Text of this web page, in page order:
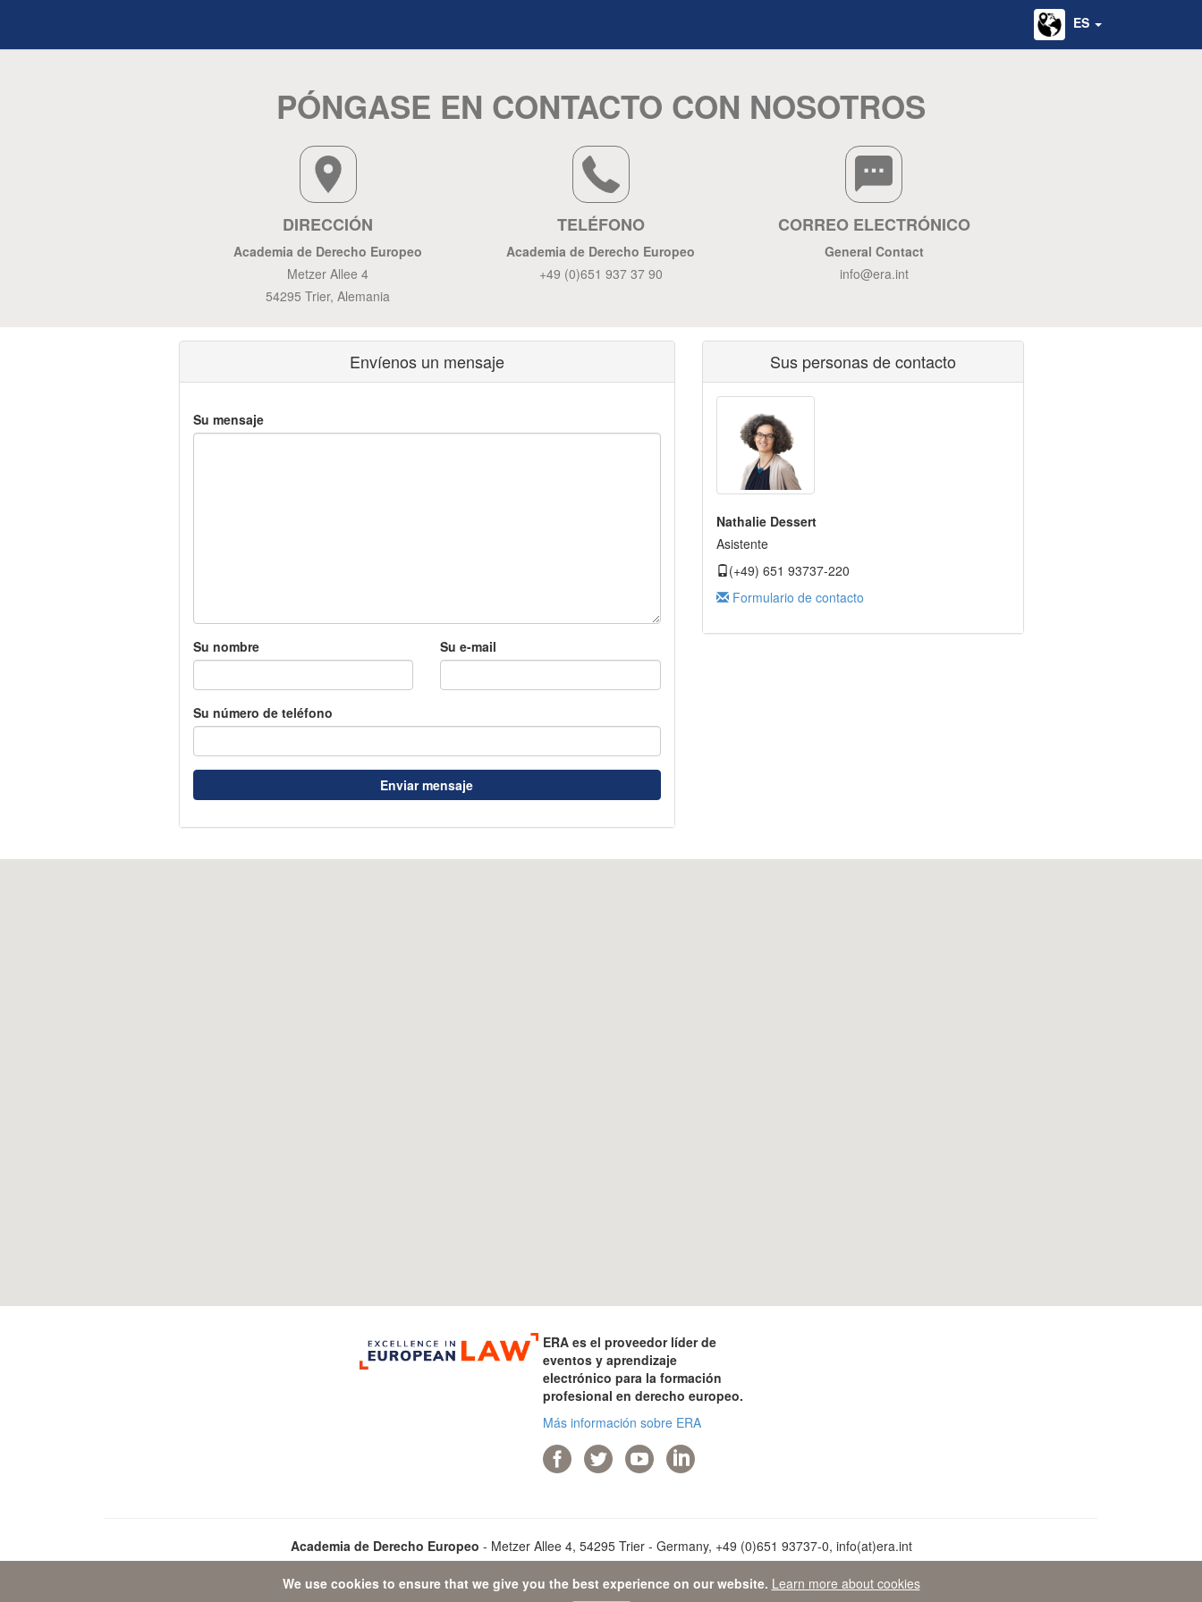
ES
PÓNGASE EN CONTACTO CON NOSOTROS
DIRECCIÓN
Academia de Derecho Europeo
Metzer Allee 4
54295 Trier, Alemania
TELÉFONO
Academia de Derecho Europeo
+49 (0)651 937 37 90
CORREO ELECTRÓNICO
General Contact
info@era.int
Envíenos un mensaje
Su mensaje
Su nombre Su e-mail
Su número de teléfono
Enviar mensaje
Sus personas de contacto
Nathalie Dessert
Asistente
(+49) 651 93737-220
Formulario de contacto
We use cookies to ensure that we give you the best experience on our website. Learn more about cookies
ERA es el proveedor líder de
eventos y aprendizaje
electrónico para la formación
profesional en derecho europeo.
Más información sobre ERA
Academia de Derecho Europeo - Metzer Allee 4, 54295 Trier - Germany, +49 (0)651 93737-0, info(at)era.int